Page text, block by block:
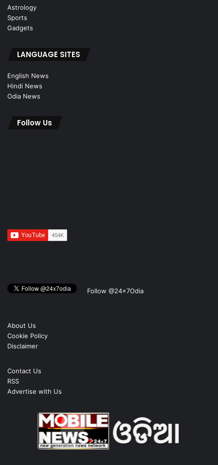
Astrology
Sports
Gadgets
LANGUAGE SITES
English News
Hindi News
Odia News
Follow Us
Follow @24x7Odia
About Us
Cookie Policy
Disclaimer
Contact Us
RSS
Advertise with Us